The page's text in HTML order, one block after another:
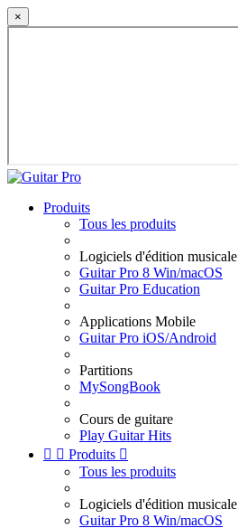
×
Produits
Tous les produits
Logiciels d'édition musicale
Guitar Pro 8 Win/macOS
Guitar Pro Education
Applications Mobile
Guitar Pro iOS/Android
Partitions
MySongBook
Cours de guitare
Play Guitar Hits
  Produits 
Tous les produits
Logiciels d'édition musicale
Guitar Pro 8 Win/macOS